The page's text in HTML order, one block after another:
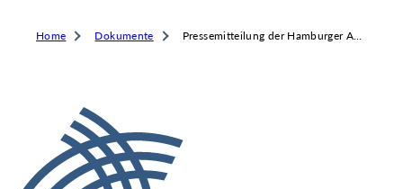
Home Dokumente Pressemitteilung der Hamburger Ausbildungspartner